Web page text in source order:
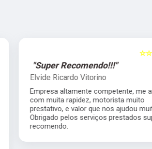
Recomendo!!!"
Vitorino
altamente competente, me atendeu
rapidez, motorista muito
e valor que nos ajudou muito.
pelos serviços prestados super